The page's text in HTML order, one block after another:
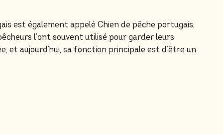
est également appelé Chien de pêche portugais,
l’ont souvent utilisé pour garder leurs
et aujourd’hui, sa fonction principale est d’être un